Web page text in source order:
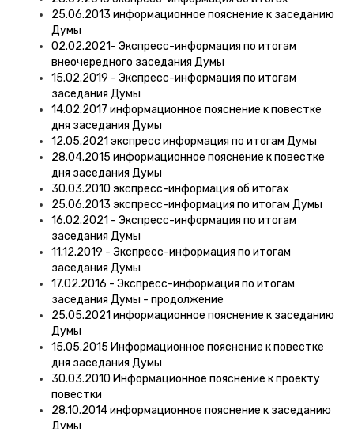
25.06.2013 информационное пояснение к заседанию
Думы
02.02.2021- Экспресс-информация по итогам
внеочередного заседания Думы
15.02.2019 - Экспресс-информация по итогам
заседания Думы
14.02.2017 информационное пояснение к повестке
дня заседания Думы
12.05.2021 экспресс информация по итогам Думы
28.04.2015 информационное пояснение к повестке
дня заседания Думы
30.03.2010 экспресс-информация об итогах
25.06.2013 экспресс-информация по итогам Думы
16.02.2021 - Экспресс-информация по итогам
заседания Думы
11.12.2019 - Экспресс-информация по итогам
заседания Думы
17.02.2016 - Экспресс-информация по итогам
заседания Думы - продолжение
25.05.2021 информационное пояснение к заседанию
Думы
15.05.2015 Информационное пояснение к повестке
дня заседания Думы
30.03.2010 Информационное пояснение к проекту
повестки
28.10.2014 информационное пояснение к заседанию